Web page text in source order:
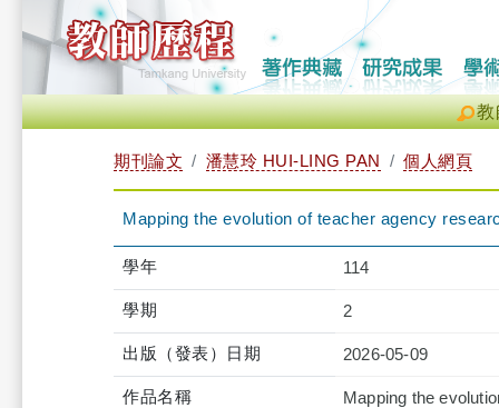
教
期刊論文 潘慧玲 HUI-LING PAN 個人網頁
Mapping the evolution of teacher agency
學年 114
學期 2
出版（發表）日期 2026-05-09
作品名稱 Mapping the